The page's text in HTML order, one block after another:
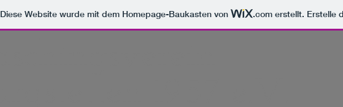
Diese Website wurde mit dem Homepage-Baukasten von .com erstellt. Erstelle